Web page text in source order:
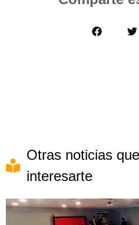
Otras noticias
interesarte